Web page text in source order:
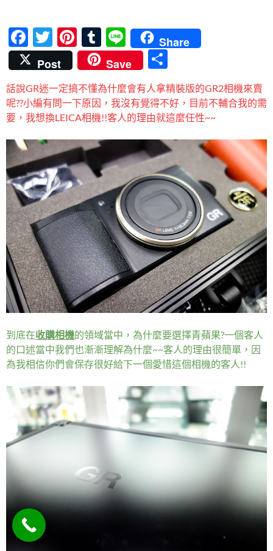
F
ac
e
b
o
o
k
T
w
itt
er
Pi
nt
er
es
t
T
u
m
bl
r
Li
n
e
Share
Post
Save
享
話說GR迷一定搞不懂為什麼會有人拿精裝版的GR2相機來賣
呢??小編有問一下原因，我沒有覺得不好，目前不輔合我的需
要，我想換LEICA相機!!客人的理由就這麼任性~~
到底在收購相機的領域當中，為什麼要選擇青蘋果?一個客人
的口述當中我們也漸漸理解為什麼~~客人的理由很簡單，因
為我相信你們會保存很好給下一個愛惜這個相機的客人!!